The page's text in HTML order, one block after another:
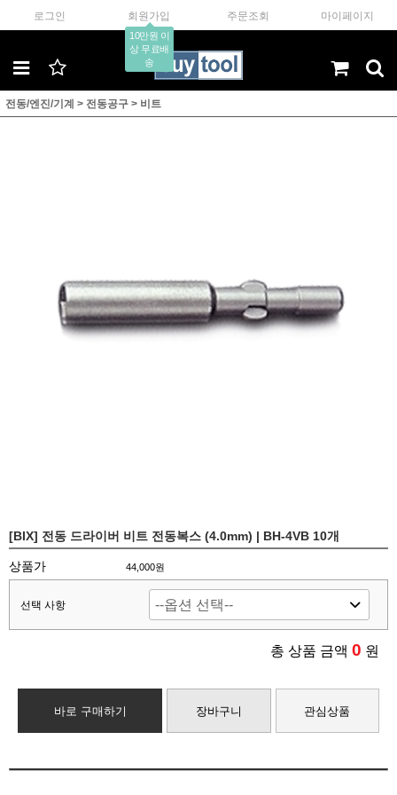
로그인 회원가입
10만원 이
상 무료배
송
주문조회 마이페이지
전동/엔진/기계 > 전동공구 > 비트
[BIX] 전동 드라이버 비트 전동복스 (4.0mm) | BH-4VB 10개
상품가 44,000원
선택 사항
총 상품 금액 0 원
바로 구매하기 장바구니 관심상품